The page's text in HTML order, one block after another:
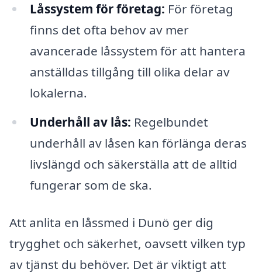
Låssystem för företag: För företag
finns det ofta behov av mer
avancerade låssystem för att hantera
anställdas tillgång till olika delar av
lokalerna.
Underhåll av lås: Regelbundet
underhåll av låsen kan förlänga deras
livslängd och säkerställa att de alltid
fungerar som de ska.
Att anlita en låssmed i Dunö ger dig
trygghet och säkerhet, oavsett vilken typ
av tjänst du behöver. Det är viktigt att